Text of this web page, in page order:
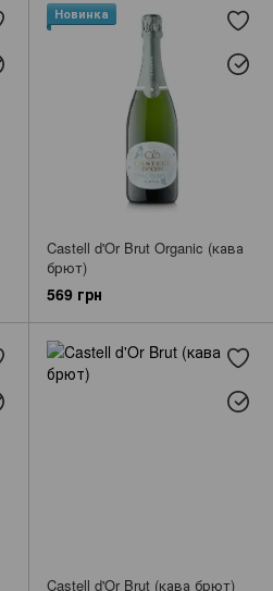
Новинка
Castell d'Or Brut Organic (кава
брют)
569 грн
Castell d'Or Brut (кава брют)